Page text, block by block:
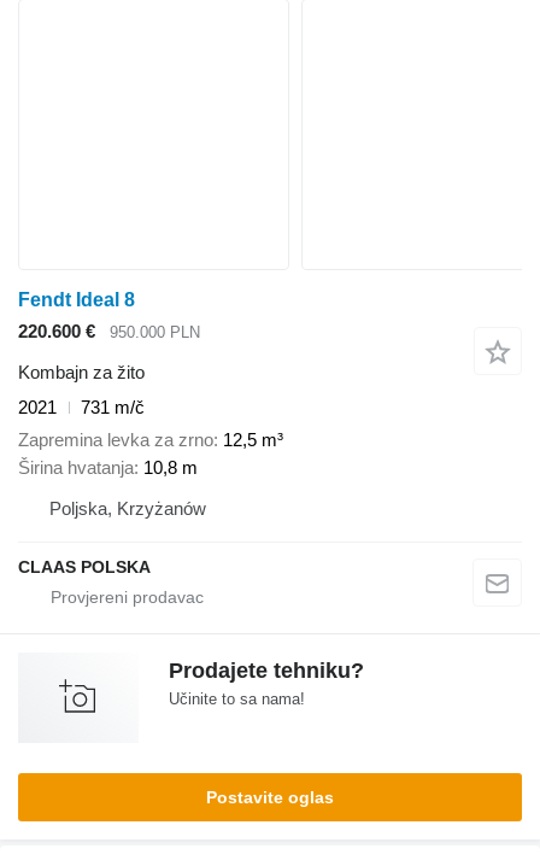
Fendt Ideal 8
220.600 €
950.000 PLN
Kombajn za žito
2021
731 m/č
Zapremina levka za zrno 12,5 m³
Širina hvatanja 10,8 m
Poljska, Krzyżanów
CLAAS POLSKA
Prodajete tehniku?
Učinite to sa nama!
Postavite oglas